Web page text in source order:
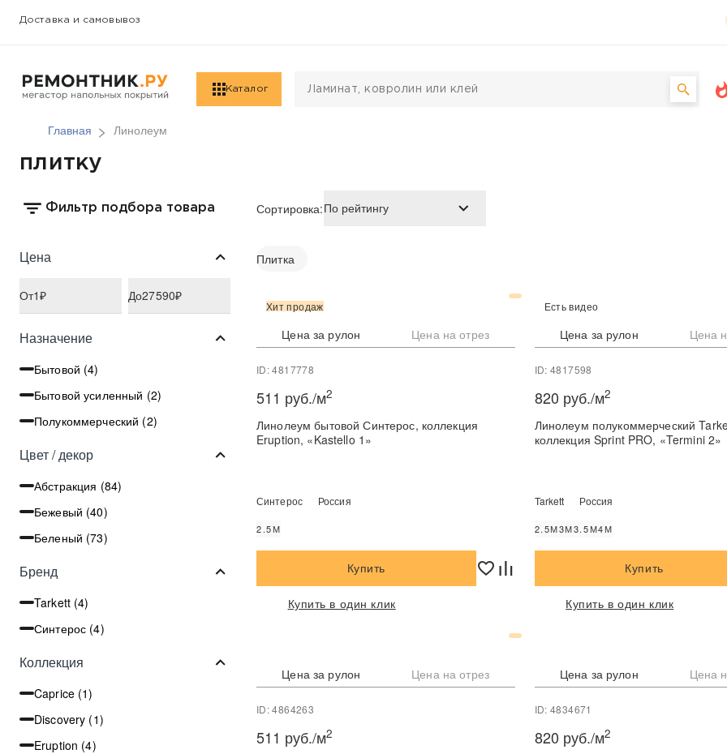
Доставка и самовывоз
Каталог
Главная Линолеум
плитку
Фильтр подбора товара
Цена
От1₽ До27590₽
Назначение
Бытовой (4)
Бытовой усиленный (2)
Полукоммерческий (2)
Цвет / декор
Абстракция (84)
Бежевый (40)
Беленый (73)
Бренд
Tarkett (4)
Синтерос (4)
Коллекция
Caprice (1)
Discovery (1)
Eruption (4)
Сортировка:
Плитка
Хит продаж
Цена за рулон Цена на отрез
ID: 4817778
511 руб./м2
Линолеум бытовой Синтерос, коллекция
Eruption, «Kastello 1»
Синтерос Россия
2.5М
Купить
Купить в один клик
Есть видео
Цена за рулон Цена
ID: 4817598
820 руб./м2
Линолеум полукоммерческий
коллекция Sprint PRO, «Termini 2»
Tarkett Россия
2.5М3М3.5М4М
Купить
Купить в один клик
Цена за рулон Цена на отрез
ID: 4864263
511 руб./м2
Цена за рулон Цена
ID: 4834671
820 руб./м2